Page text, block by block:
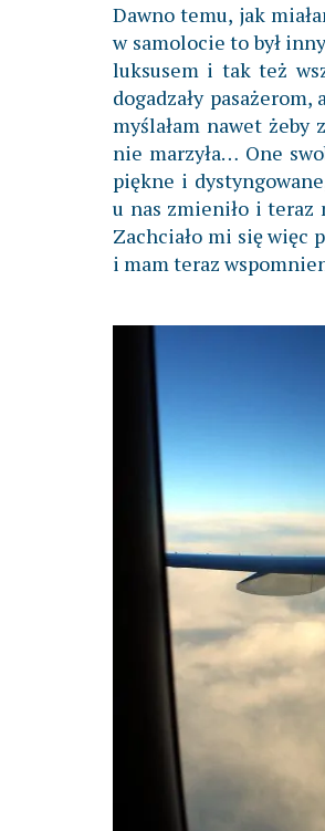
Dawno temu, jak
w samolocie to był
luksusem i tak też
dogadzały
myślałam nawet żeby
nie marzyła… One
piękne i
u nas zmieniło i teraz
Zachciało mi się więc
i mam teraz